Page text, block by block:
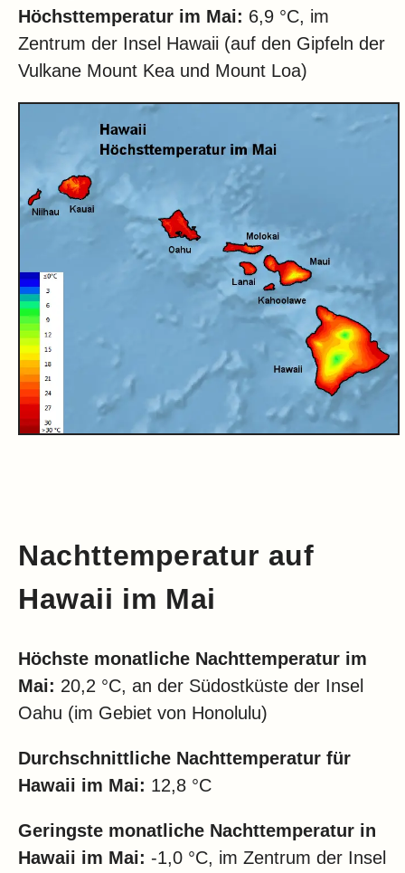
Höchsttemperatur im Mai: 6,9 °C, im
Zentrum der Insel Hawaii (auf den Gipfeln der
Vulkane Mount Kea und Mount Loa)
Nachttemperatur auf
Hawaii im Mai
Höchste monatliche Nachttemperatur im
Mai: 20,2 °C, an der Südostküste der Insel
Oahu (im Gebiet von Honolulu)
Durchschnittliche Nachttemperatur für
Hawaii im Mai: 12,8 °C
Geringste monatliche Nachttemperatur in
Hawaii im Mai: -1,0 °C, im Zentrum der Insel